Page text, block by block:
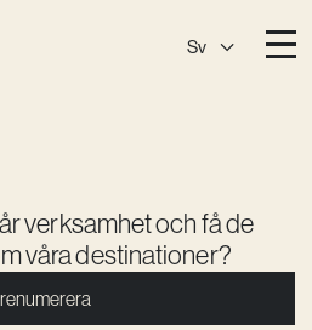
Sv
verksamhet och få de
våra destinationer?